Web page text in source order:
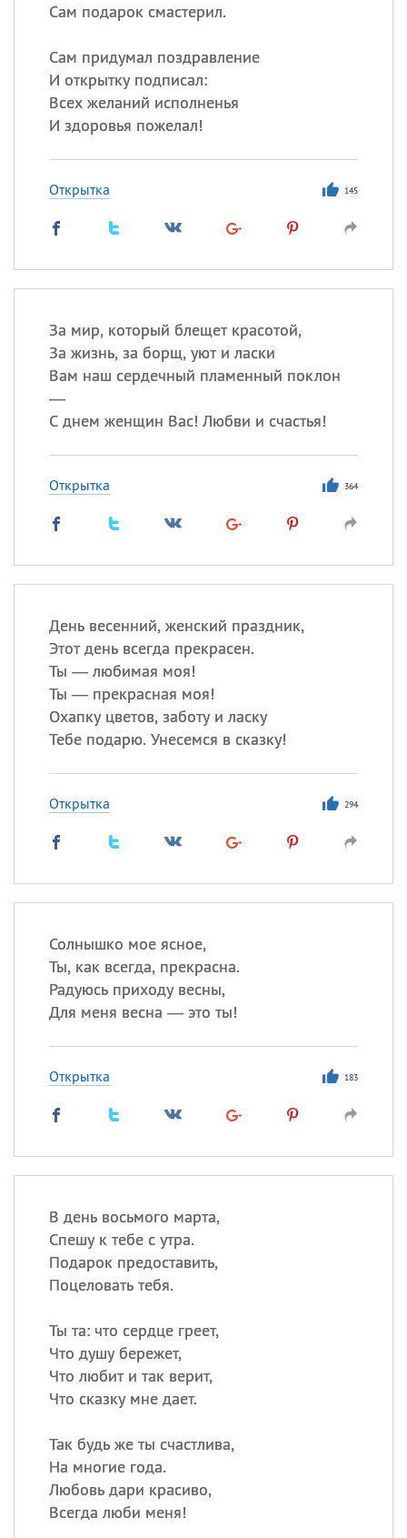
Сам подарок смастерил.
Сам придумал поздравление
И открытку подписал:
Всех желаний исполненья
И здоровья пожелал!
Открытка 145
За мир, который блещет красотой,
За жизнь, за борщ, уют и ласки
Вам наш сердечный пламенный поклон
—
С днем женщин Вас! Любви и счастья!
Открытка 364
День весенний, женский праздник,
Этот день всегда прекрасен.
Ты — любимая моя!
Ты — прекрасная моя!
Охапку цветов, заботу и ласку
Тебе подарю. Унесемся в сказку!
Открытка 294
Солнышко мое ясное,
Ты, как всегда, прекрасна.
Радуюсь приходу весны,
Для меня весна — это ты!
Открытка 183
В день восьмого марта,
Спешу к тебе с утра.
Подарок предоставить,
Поцеловать тебя.
Ты та: что сердце греет,
Что душу бережет,
Что любит и так верит,
Что сказку мне дает.
Так будь же ты счастлива,
На многие года.
Любовь дари красиво,
Всегда люби меня!